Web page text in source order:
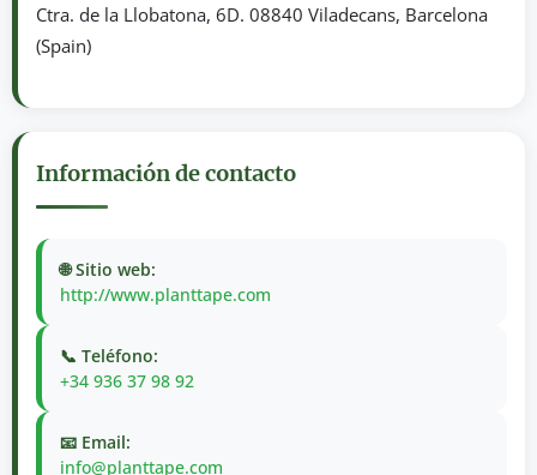
Ctra. de la Llobatona, 6D. 08840 Viladecans, Barcelona
(Spain)
Información de contacto
🌐 Sitio web:
http://www.planttape.com
📞 Teléfono:
+34 936 37 98 92
📧 Email:
info@planttape.com